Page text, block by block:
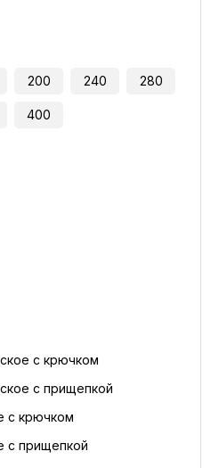
200 240 280
400
с крючком
с прищепкой
с крючком
с прищепкой